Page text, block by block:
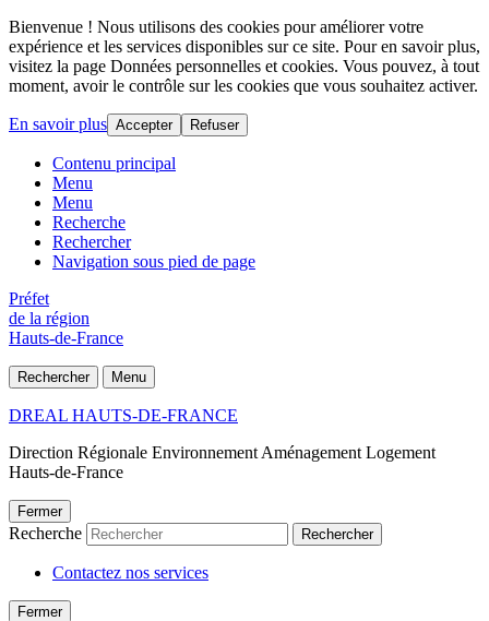
Bienvenue ! Nous utilisons des cookies pour améliorer votre
expérience et les services disponibles sur ce site. Pour en savoir plus,
visitez la page Données personnelles et cookies. Vous pouvez, à tout
moment, avoir le contrôle sur les cookies que vous souhaitez activer.
En savoir plus Accepter Refuser
Contenu principal
Menu
Menu
Recherche
Rechercher
Navigation sous pied de page
Préfet
de la région
Hauts-de-France
Rechercher Menu
DREAL HAUTS-DE-FRANCE
Direction Régionale Environnement Aménagement Logement
Hauts-de-France
Fermer
Recherche Rechercher
Contactez nos services
Fermer